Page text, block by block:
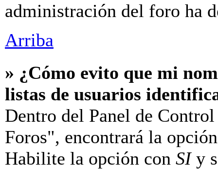
administración del foro ha
Arriba
» ¿Cómo evito que mi
listas de usuarios
Dentro del Panel de
Foros", encontrará la
Habilite la opción con SIy